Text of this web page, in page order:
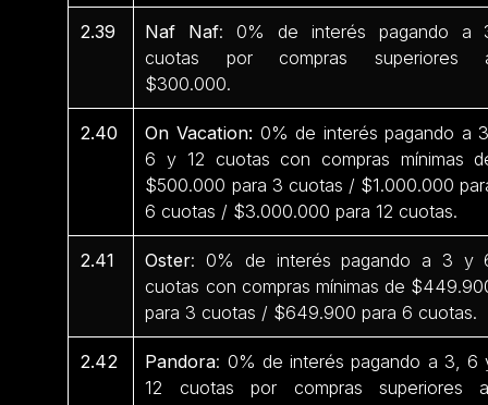
2.39 Naf Naf: 0% de interés pagando a
cuotas por compras superiores
$300.000.
2.40 On Vacation: 0% de interés pagando a
6 y 12 cuotas con compras mínimas
$500.000 para 3 cuotas / $1.000.000
6 cuotas / $3.000.000 para 12 cuotas.
2.41 Oster: 0% de interés pagando a 3 y
cuotas con compras mínimas de
para 3 cuotas / $649.900 para 6 cuotas.
2.42 Pandora: 0% de interés pagando a 3, 6
12 cuotas por compras superiores